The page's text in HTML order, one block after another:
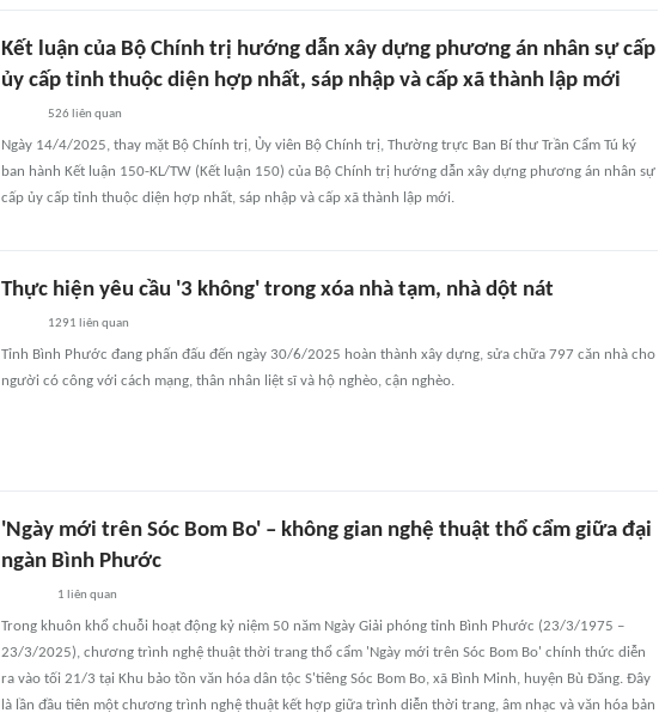
Kết luận của Bộ Chính trị hướng dẫn xây dựng phương án nhân sự cấp
ủy cấp tỉnh thuộc diện hợp nhất, sáp nhập và cấp xã thành lập mới
526 liên quan
Ngày 14/4/2025, thay mặt Bộ Chính trị, Ủy viên Bộ Chính trị, Thường trực Ban Bí thư Trần Cẩm Tú ký
ban hành Kết luận 150-KL/TW (Kết luận 150) của Bộ Chính trị hướng dẫn xây dựng phương án nhân sự
cấp ủy cấp tỉnh thuộc diện hợp nhất, sáp nhập và cấp xã thành lập mới.
Thực hiện yêu cầu '3 không' trong xóa nhà tạm, nhà dột nát
1291 liên quan
Tỉnh Bình Phước đang phấn đấu đến ngày 30/6/2025 hoàn thành xây dựng, sửa chữa 797 căn nhà cho
người có công với cách mạng, thân nhân liệt sĩ và hộ nghèo, cận nghèo.
'Ngày mới trên Sóc Bom Bo' – không gian nghệ thuật thổ cẩm giữa đại
ngàn Bình Phước
1 liên quan
Trong khuôn khổ chuỗi hoạt động kỷ niệm 50 năm Ngày Giải phóng tỉnh Bình Phước (23/3/1975 –
23/3/2025), chương trình nghệ thuật thời trang thổ cẩm 'Ngày mới trên Sóc Bom Bo' chính thức diễn
ra vào tối 21/3 tại Khu bảo tồn văn hóa dân tộc S'tiêng Sóc Bom Bo, xã Bình Minh, huyện Bù Đăng. Đây
là lần đầu tiên một chương trình nghệ thuật kết hợp giữa trình diễn thời trang, âm nhạc và văn hóa bản